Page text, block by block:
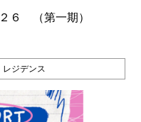
６ （第一期）
レジデンス